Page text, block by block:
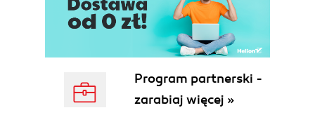
dziesiętny (59)
2.3.1. Przeliczanie liczb całkowitych bez
2.3.2. Przeliczanie ułamków (61)
2.3.3. Przeliczanie liczb między systemami,
których podstawy są potęgami dwójki (63)
2.4. Reprezentacja liczb całkowitych ze znakiem
Program partnerski -
zarabiaj więcej »